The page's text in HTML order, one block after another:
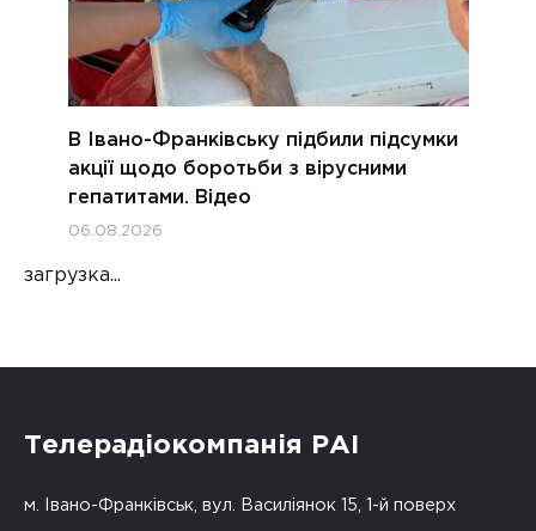
В Івано-Франківську підбили підсумки
акції щодо боротьби з вірусними
гепатитами. Відео
06.08.2026
загрузка...
Телерадіокомпанія РАІ
м. Івано-Франківськ, вул. Василіянок 15, 1-й поверх